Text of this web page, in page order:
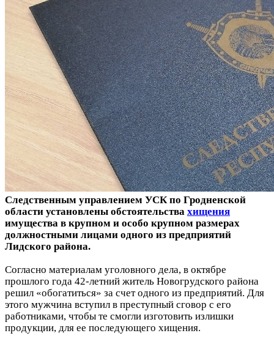
Следственным управлением УСК по Гродненской
области установлены обстоятельства хищения
имущества в крупном и особо крупном размерах
должностными лицами одного из предприятий
Лидского района.
Согласно материалам уголовного дела, в октябре
прошлого года 42-летний житель Новогрудского района
решил «обогатиться» за счет одного из предприятий. Для
этого мужчина вступил в преступный сговор с его
работниками, чтобы те смогли изготовить излишки
продукции, для ее последующего хищения.